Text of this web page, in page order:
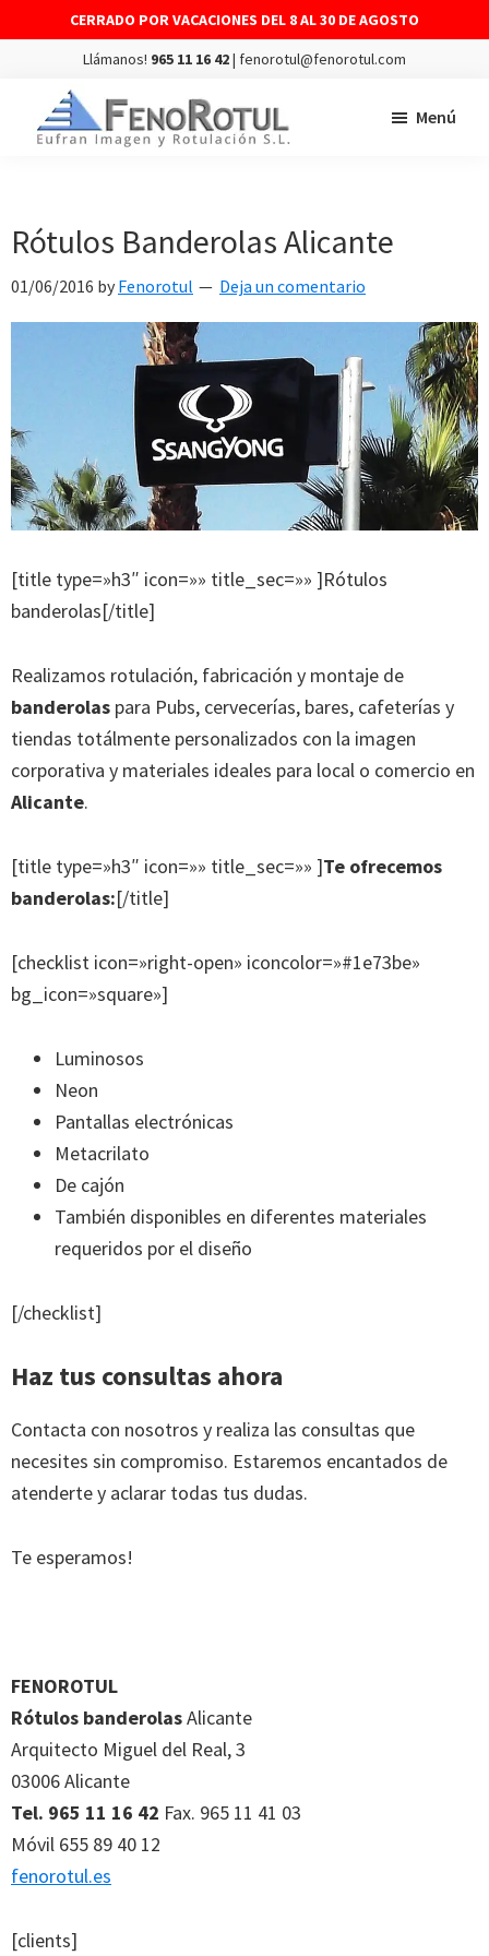
CERRADO POR VACACIONES DEL 8 AL 30 DE AGOSTO
Llámanos! 965 11 16 42| fenorotul@fenorotul.com
páginamontaje
de
rótulos
y
Menú
Rótulos Banderolas Alicante
01/06/2016 by Fenorotul Deja un comentario
[title type=»h3″ icon=»» title_sec=»» ]Rótulos
banderolas[/title]
Realizamos rotulación, fabricación y montaje de
banderolas para Pubs, cervecerías, bares, cafeterías y
tiendas totálmente personalizados con la imagen
corporativa y materiales ideales para local o comercio en
Alicante.
[title type=»h3″ icon=»» title_sec=»» ]Te ofrecemos
banderolas:[/title]
[checklist icon=»right-open» iconcolor=»#1e73be»
bg_icon=»square»]
Luminosos
Neon
Pantallas electrónicas
Metacrilato
De cajón
También disponibles en diferentes materiales
requeridos por el diseño
[/checklist]
Haz tus consultas ahora
Contacta con nosotros y realiza las consultas que
necesites sin compromiso. Estaremos encantados de
atenderte y aclarar todas tus dudas.
Te esperamos!
FENOROTUL
Rótulos banderolasAlicante
Arquitecto Miguel del Real, 3
03006 Alicante
Tel. 965 11 16 42 Fax. 965 11 41 03
Móvil 655 89 40 12
fenorotul.es
[clients]